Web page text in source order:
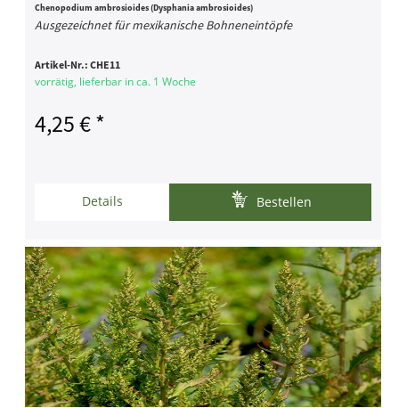
Chenopodium ambrosioides (Dysphania ambrosioides)
Ausgezeichnet für mexikanische Bohneneintöpfe
Artikel-Nr.:CHE11
vorrätig, lieferbar in ca. 1 Woche
4,25 € *
Details Bestellen